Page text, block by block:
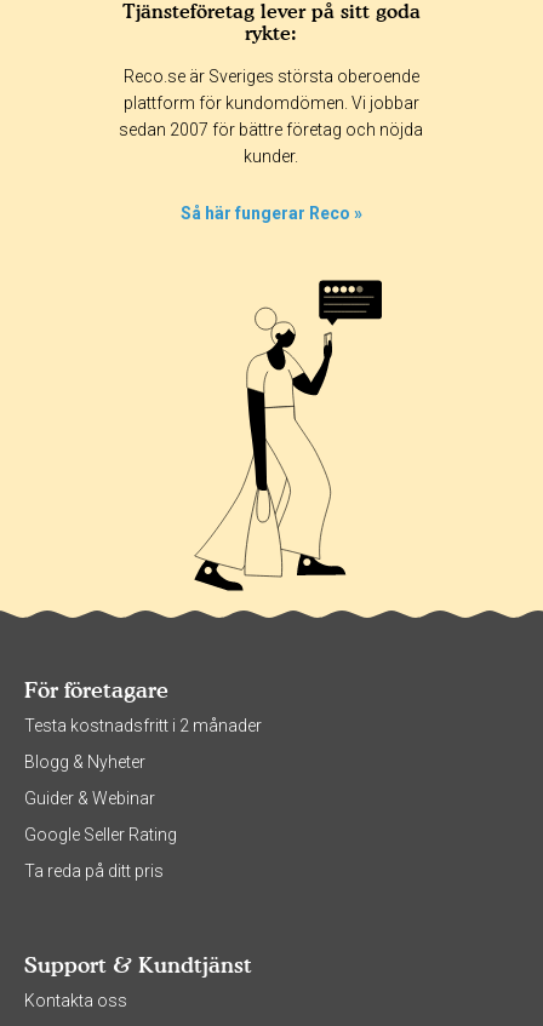
Tjänsteföretag lever på sitt goda
rykte:
Reco.se är Sveriges största oberoende
plattform för kundomdömen. Vi jobbar
sedan 2007 för bättre företag och nöjda
kunder.
Så här fungerar Reco »
För företagare
Testa kostnadsfritt i 2 månader
Blogg & Nyheter
Guider & Webinar
Google Seller Rating
Ta reda på ditt pris
Support & Kundtjänst
Kontakta oss